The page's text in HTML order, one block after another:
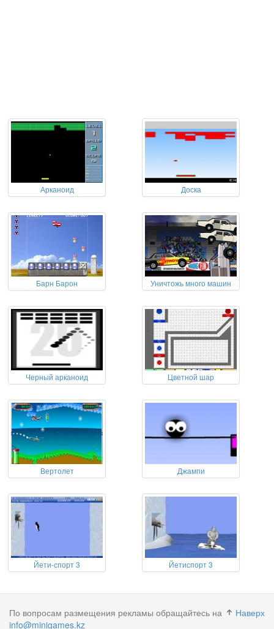
Арканоид Доска
Барн Барон Уничтожь много машин
Черный арканоид Цветной шар
Вертолет Джампи
Йети-спорт 3 Йетиспорт 3
Наверх
По вопросам размещения рекламы обращайтесь на
info@minigames.kz